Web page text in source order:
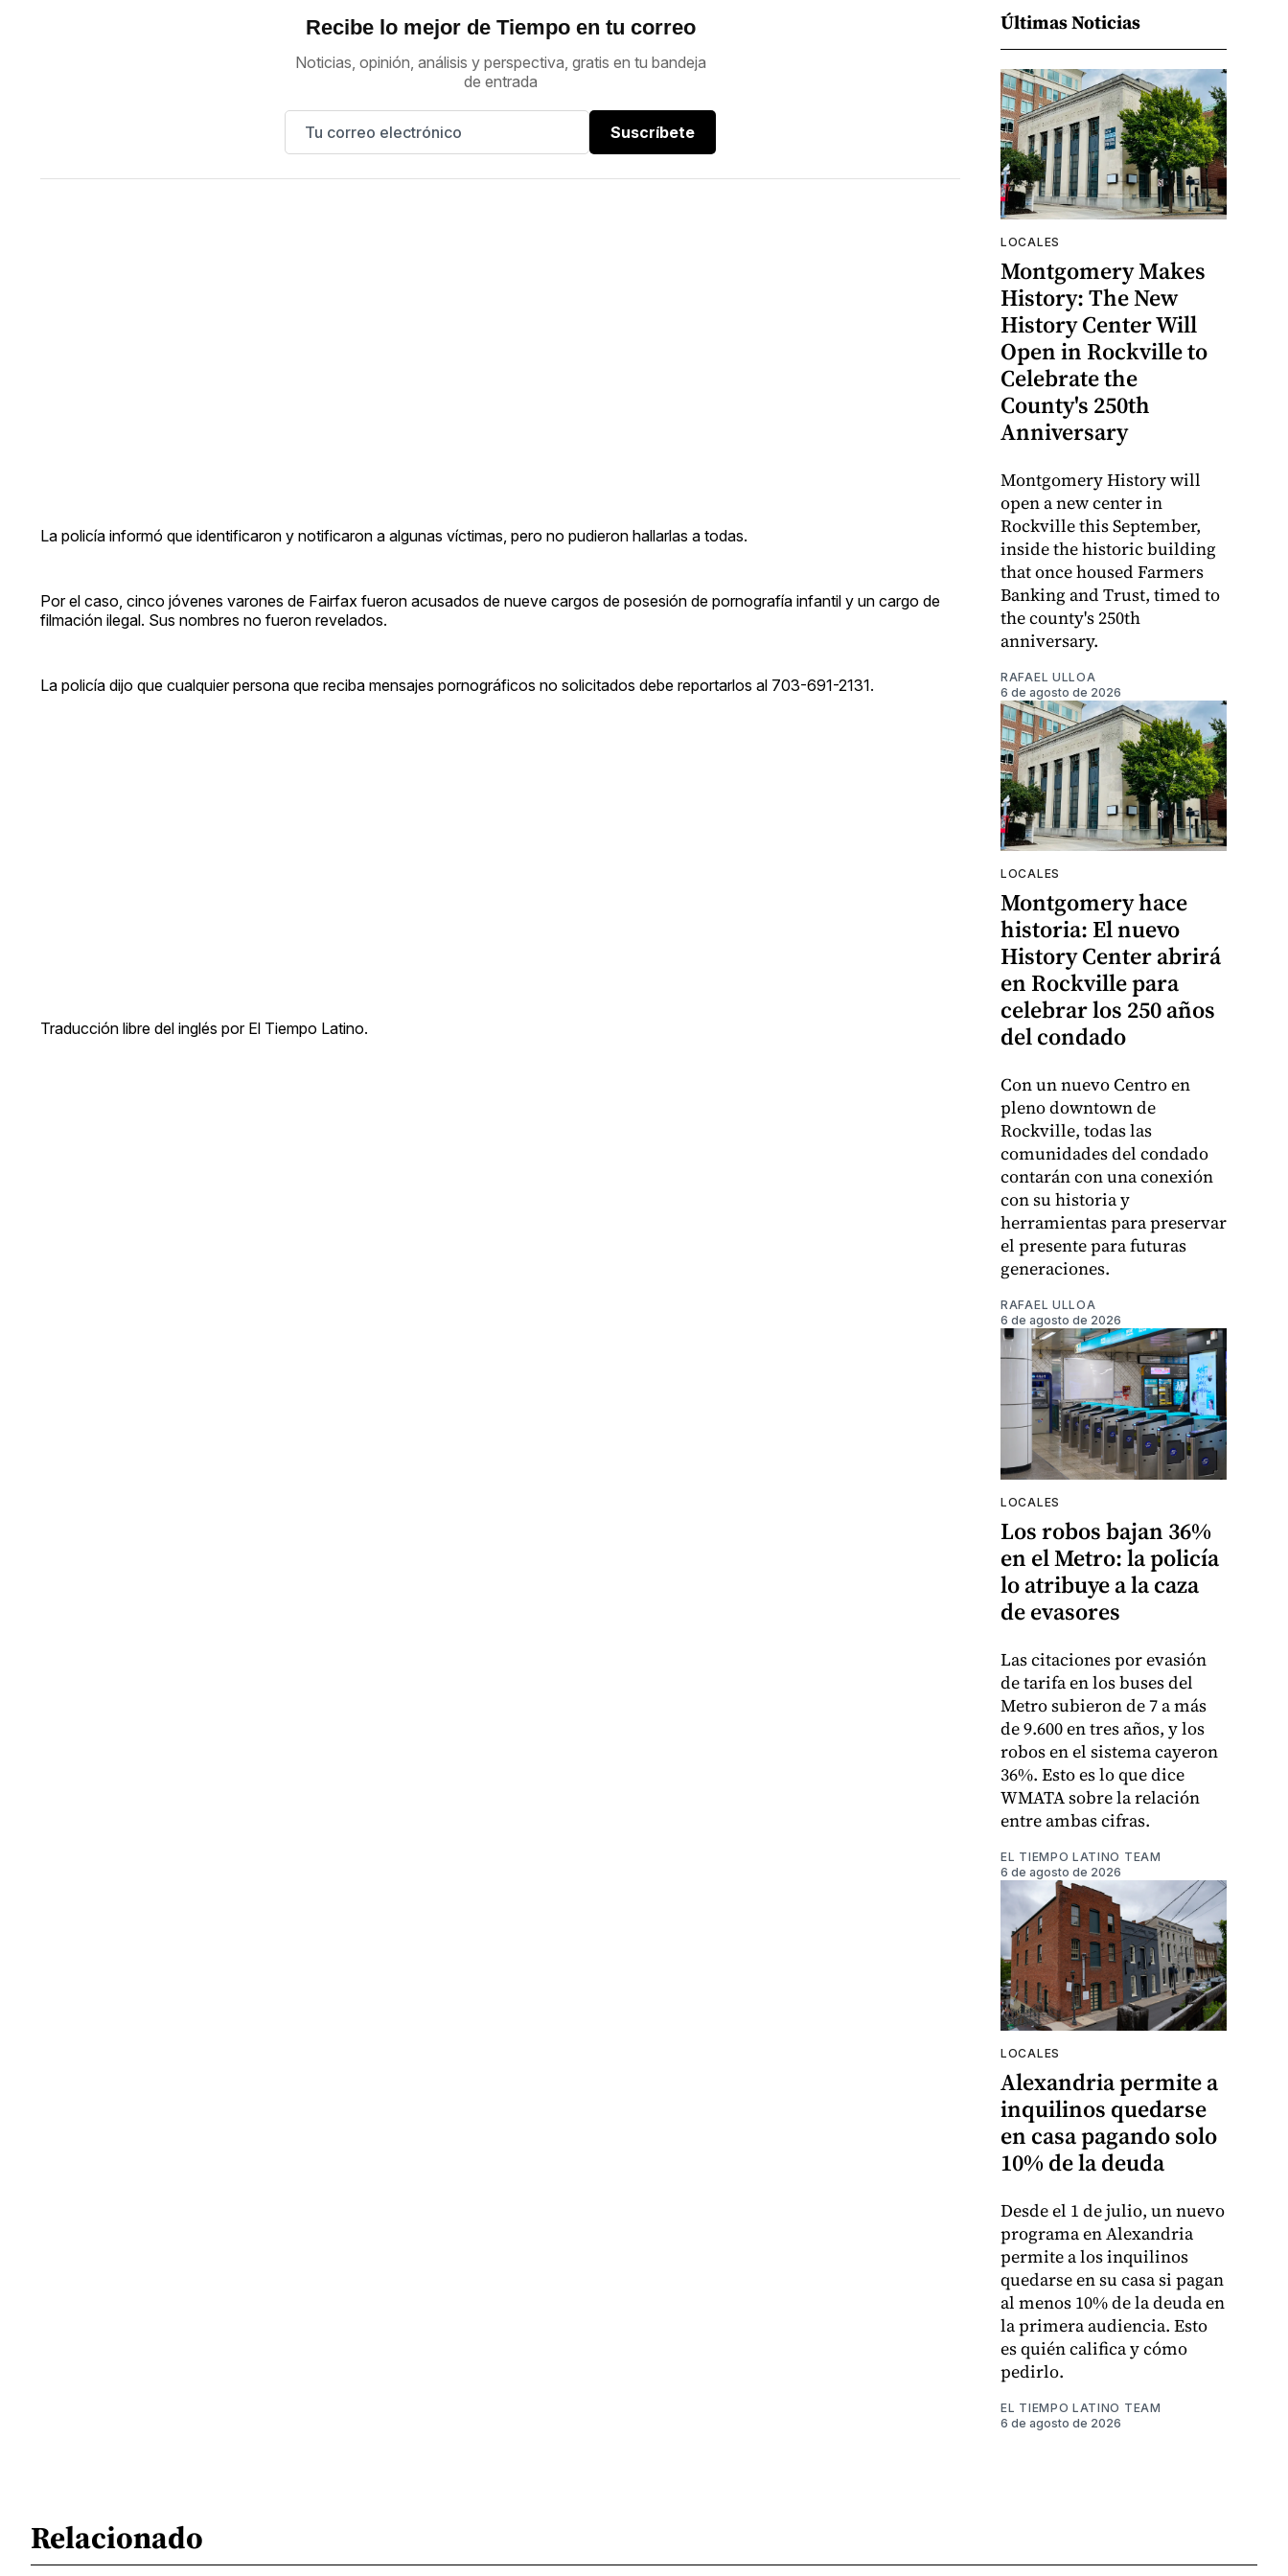
Recibe lo mejor de Tiempo en tu correo
Noticias, opinión, análisis y perspectiva, gratis en tu bandeja
de entrada
Suscríbete
La policía informó que identificaron y notificaron a algunas víctimas, pero no pudieron hallarlas a todas.
Por el caso, cinco jóvenes varones de Fairfax fueron acusados ​​de nueve cargos de posesión de pornografía infantil y un cargo de
filmación ilegal. Sus nombres no fueron revelados.
La policía dijo que cualquier persona que reciba mensajes pornográficos no solicitados debe reportarlos al 703-691-2131.
Traducción libre del inglés por El Tiempo Latino.
Últimas Noticias
LOCALES
Montgomery Makes
History: The New
History Center Will
Open in Rockville to
Celebrate the
County's 250th
Anniversary
Montgomery History will
open a new center in
Rockville this September,
inside the historic building
that once housed Farmers
Banking and Trust, timed to
the county's 250th
anniversary.
RAFAEL ULLOA
6 de agosto de 2026
LOCALES
Montgomery hace
historia: El nuevo
History Center abrirá
en Rockville para
celebrar los 250 años
del condado
Con un nuevo Centro en
pleno downtown de
Rockville, todas las
comunidades del condado
contarán con una conexión
con su historia y
herramientas para preservar
el presente para futuras
generaciones.
RAFAEL ULLOA
6 de agosto de 2026
LOCALES
Los robos bajan 36%
en el Metro: la policía
lo atribuye a la caza
de evasores
Las citaciones por evasión
de tarifa en los buses del
Metro subieron de 7 a más
de 9.600 en tres años, y los
robos en el sistema cayeron
36%. Esto es lo que dice
WMATA sobre la relación
entre ambas cifras.
EL TIEMPO LATINO TEAM
6 de agosto de 2026
LOCALES
Alexandria permite a
inquilinos quedarse
en casa pagando solo
10% de la deuda
Desde el 1 de julio, un nuevo
programa en Alexandria
permite a los inquilinos
quedarse en su casa si pagan
al menos 10% de la deuda en
la primera audiencia. Esto
es quién califica y cómo
pedirlo.
EL TIEMPO LATINO TEAM
6 de agosto de 2026
Relacionado